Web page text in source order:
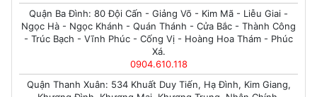
Quận Ba Đình: 80 Đội Cấn - Giảng Võ - Kim Mã - Liễu Giai -
Ngọc Hà - Ngọc Khánh - Quán Thánh - Cửa Bắc - Thành Công
- Trúc Bạch - Vĩnh Phúc - Cống Vị - Hoàng Hoa Thám - Phúc
Xá.
0904.610.118
Quận Thanh Xuân: 534 Khuất Duy Tiến, Hạ Đình, Kim Giang,